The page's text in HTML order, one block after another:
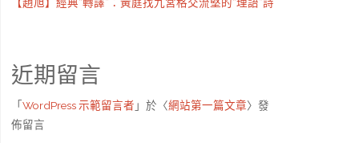
近期留言
「WordPress 示範留言者 」於〈網站第一篇文章〉發
佈留言